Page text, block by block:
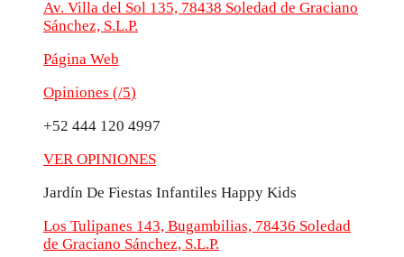
Av. Villa del Sol 135, 78438 Soledad de Graciano
Sánchez, S.L.P.
Página Web
Opiniones (/5)
+52 444 120 4997
VER OPINIONES
Jardín De Fiestas Infantiles Happy Kids
Los Tulipanes 143, Bugambilias, 78436 Soledad
de Graciano Sánchez, S.L.P.